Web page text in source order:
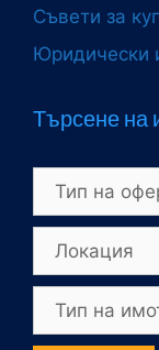
Съвети за
Юридически
Търсене на